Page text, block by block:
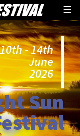
☰
10th - 14th
June
2026
Sun